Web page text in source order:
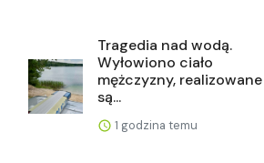
Tragedia nad wodą.
Wyłowiono ciało
mężczyzny, realizowane
są...
1 godzina temu